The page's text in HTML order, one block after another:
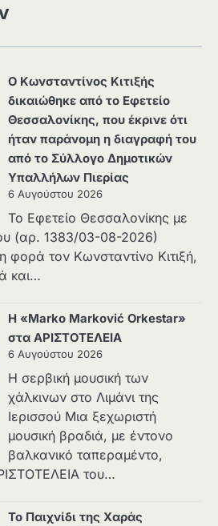
Ο Κωνσταντίνος Κιτιξής
δικαιώθηκε από το Εφετείο
Θεσσαλονίκης, που έκρινε ότι
ήταν παράνομη η διαγραφή του
από το Σύλλογο Δημοτικών
Υπαλλήλων Πιερίας
6 Αυγούστου 2026
Το Εφετείο Θεσσαλονίκης με
(αρ. 1383/03-08-2026)
φορά τον Κωνσταντίνο Κιτιξή,
και…
Η «Marko Marković Orkestar»
στα ΑΡΙΣΤΟΤΕΛΕΙΑ
6 Αυγούστου 2026
Η σερβική μουσική των
χάλκινων στο Λιμάνι της
Ιερισσού Μια ξεχωριστή
μουσική βραδιά, με έντονο
βαλκανικό ταπεραμέντο,
του…
Το Παιχνίδι της Χαράς